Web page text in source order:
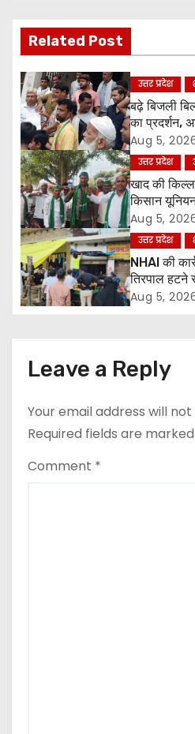
g
a
t
i
o
n
Related Post
उत्तर प्रदेश
बढ़े बिजली
का प्रदर्शन,
ज्ञापन
Aug 5,
उत्तर प्रदेश
खाद की
किसान
Aug 5,
उत्तर प्रदेश
NHAI की
तिरपाल हटने
Aug 5,
Leave a Reply
Your email address will
Required fields are marked
Comment *